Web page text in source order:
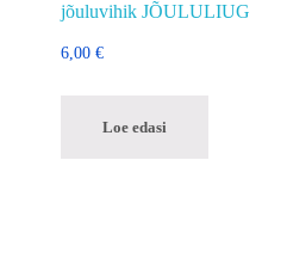
jõuluvihik JÕULULIUG
6,00 €
Loe edasi